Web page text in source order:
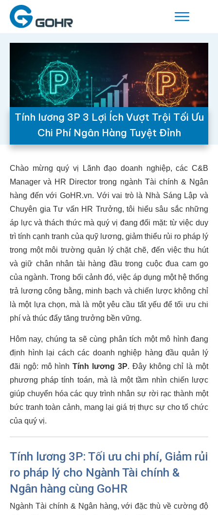
Tính lương 3P 3 Lợi Ích Vượt Trội Tối Ưu
Chi Phí Ngân Hàng Tuyệt Đỉnh
Chào mừng quý vị Lãnh đạo doanh nghiệp, các C&B
Manager và HR Director trong ngành Tài chính & Ngân
hàng đến với GoHR.vn. Với vai trò là Nhà Sáng Lập và
Chuyên gia Tư vấn HR Trưởng, tôi hiểu sâu sắc những
áp lực và thách thức mà quý vị đang đối mặt: từ việc duy
trì tính cạnh tranh của quỹ lương, giảm thiểu rủi ro pháp lý
trong một môi trường quản lý chặt chẽ, đến việc thu hút
và giữ chân nhân tài hàng đầu trong cuộc đua cam go
của ngành. Trong bối cảnh đó, việc áp dụng một hệ thống
trả lương công bằng, minh bạch và chiến lược không chỉ
là một lựa chọn, mà là một yêu cầu tất yếu để tối ưu chi
phí và thúc đẩy tăng trưởng bền vững.
Hôm nay, chúng ta sẽ cùng phân tích một mô hình đang
định hình lại cách các doanh nghiệp hàng đầu quản lý
đãi ngộ: mô hìnhTính lương 3P. Đây không chỉ là một
phương pháp tính toán, mà là một tầm nhìn chiến lược
giúp chuyển hóa các quy trình nhân sự rời rạc thành một
bức tranh toàn cảnh, mang lại giá trị thực sự cho tổ chức
của quý vị.
Tính lương 3P: Tối ưu chi phí, Giảm rủi
ro pháp lý cho Ngành Tài chính &
Ngân hàng cùng GoHR
Ngành Tài chính & Ngân hàng, với đặc thù về cường độ